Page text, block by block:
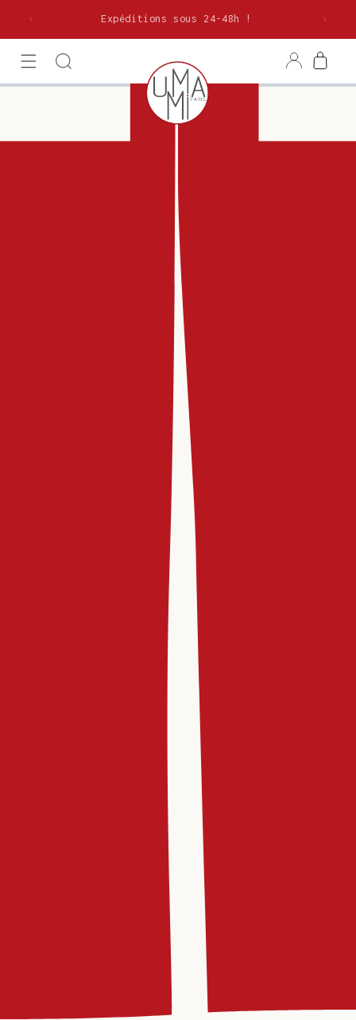
passer
Expéditions sous 24-48h !
ConnexionPanier